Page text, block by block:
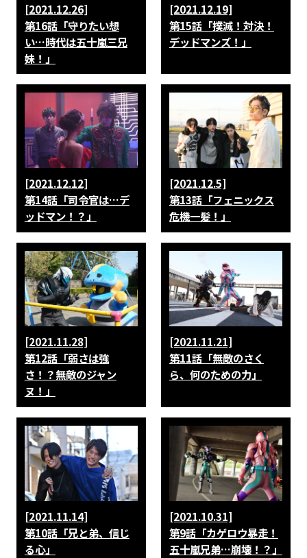
[2021.12.26]
第16話「守りたい想
い…時代は五十嵐三兄
妹！」
[2021.12.19]
第15話「撲滅！対決！
デッドマンズ！」
[2021.12.12]
第14話「司令官は…デ
ッドマン！？」
[2021.12.5]
第13話「フェニックス
危機一髪！」
[2021.11.28]
第12話「弱さは強
さ！？無敵のジャン
ヌ！」
[2021.11.21]
第11話「無敵のさく
ら、何のための力」
[2021.11.14]
第10話「兄と弟、信じ
る心」
[2021.10.31]
第9話「カゲロウ暴走！
五十嵐兄弟…崩壊！？」